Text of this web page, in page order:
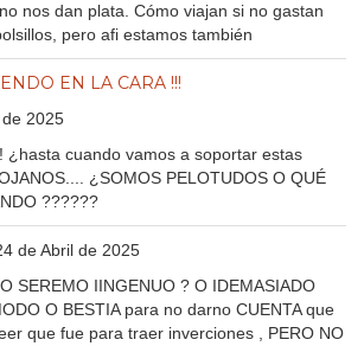
nos dan plata. Cómo viajan si no gastan
pero afi estamos también
EN LA CARA !!!
2025
¿hasta cuando vamos a soportar estas
¿SOMOS PELOTUDOS O QUÉ
??????
de Abril de 2025
SEREMO IINGENUO ? O IDEMASIADO
O BESTIA para no darno CUENTA que
que fue para traer inverciones , PERO NO